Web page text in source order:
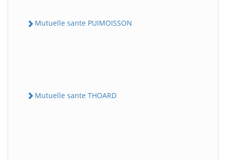
Mutuelle sante PUIMOISSON
Mutuelle sante THOARD